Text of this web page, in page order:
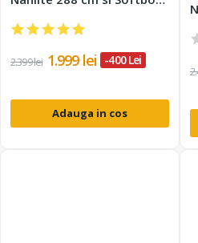
2.399 lei 1.999 lei -400 Lei
Adauga in cos